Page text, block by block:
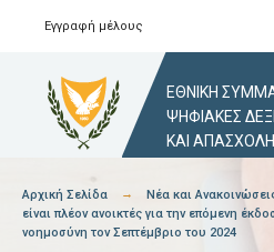
Skip
content
Εγγραφή μέλους
ΕΘΝΙΚΗ
ΨΗΦΙΑΚΕΣ
ΚΑΙ
Αρχική Σελίδα Νέα και
είναι πλέον ανοικτές για την επόμενη
νοημοσύνη τον Σεπτέμβριο του 2024
Αναζήτηση